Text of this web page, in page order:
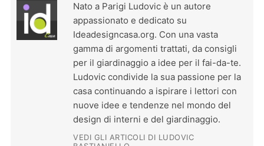
Nato a Parigi Ludovic è un autore
appassionato e dedicato su
Ideadesigncasa.org. Con una vasta
gamma di argomenti trattati, da consigli
per il giardinaggio a idee per il fai-da-te.
Ludovic condivide la sua passione per la
casa continuando a ispirare i lettori con
nuove idee e tendenze nel mondo del
design di interni e del giardinaggio.
VEDI GLI ARTICOLI DI LUDOVIC